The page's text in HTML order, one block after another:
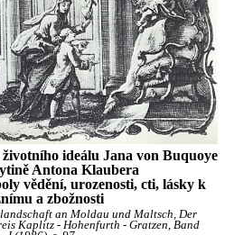
ideálu Jana von Buquoye
Antona Klaubera
vědění, urozenosti, cti, lásky k
a zbožnosti
an Moldau und Maltsch, Der
Kaplitz - Hohenfurth - Gratzen, Band